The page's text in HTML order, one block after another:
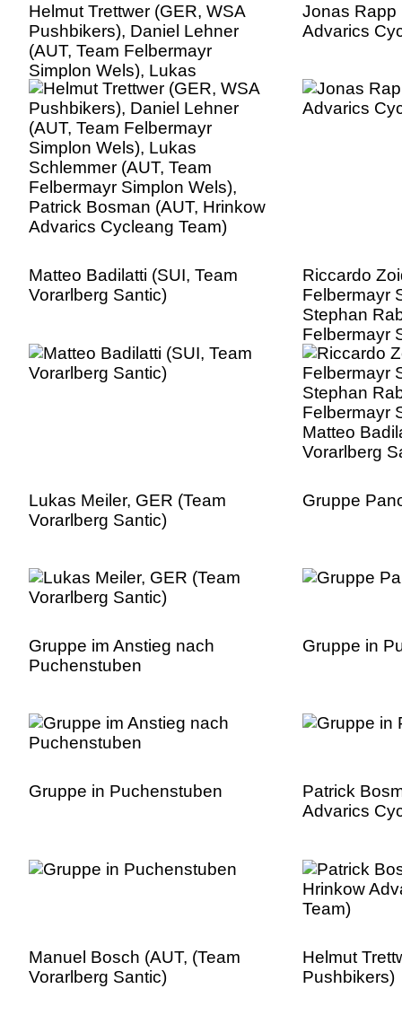
Helmut Trettwer (GER, WSA
Pushbikers), Daniel Lehner
(AUT, Team Felbermayr
Simplon Wels), Lukas
Schlemmer (AUT, Team
Felbermayr Simplon Wels),
Patrick Bosman (AUT, Hrinkow
Advarics Cycleang Team)
Jonas Rapp
Advarics
Matteo Badilatti (SUI, Team
Vorarlberg Santic)
Riccardo
Felbermayr
Stephan
Felbermayr
Matteo
Vorarlberg
Lukas Meiler, GER (Team
Vorarlberg Santic)
Gruppe
Gruppe im Anstieg nach
Puchenstuben
Gruppe in
Gruppe in Puchenstuben
Patrick
Advarics
Manuel Bosch (AUT, (Team
Vorarlberg Santic)
Helmut
Pushbikers)